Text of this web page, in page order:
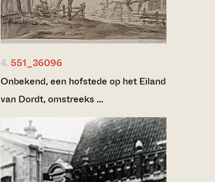
4. 551_36096
Onbekend, een hofstede op het Eiland
van Dordt, omstreeks …